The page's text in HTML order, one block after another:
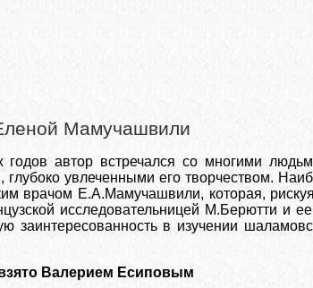
Мамучашвили
годов автор встречался со многими
глубоко увлеченными его творчеством.
врачом Е.А.Мамучашвили, которая,
исследовательницей М.Берютти и
заинтересованность в изучении
Валерием Есиповым